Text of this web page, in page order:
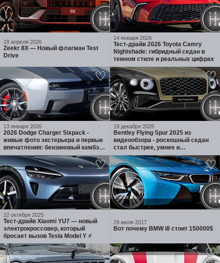
19 апреля 2026
Zeekr 8X — Новый флагман Test
Drive
14 января 2026
Тест-драйв 2026 Toyota Camry
Nightshade: гибридный седан в
темном стиле и реальных цифрах
13 января 2026
2026 Dodge Charger Sixpack -
живые фото экстерьера и первые
впечатления: бензиновый камбэк,
агрессивный widebody и 3.0 Twin-
Turbo
19 декабря 2025
Bentley Flying Spur 2025 из
видеообзора - роскошный седан
стал быстрее, умнее и
технологичнее
22 октября 2025
Тест-драйв Xiaomi YU7 — новый
электрокроссовер, который
бросает вызов Tesla Model Y ⚡
29 июля 2017
Вот почему BMW i8 стоит 150000$